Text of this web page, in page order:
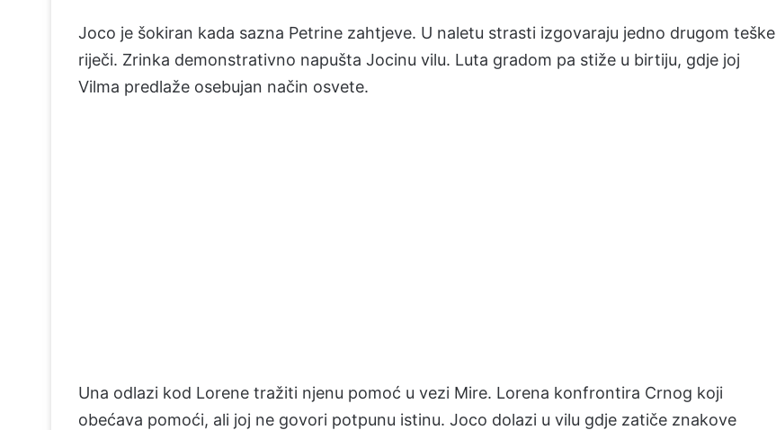
Joco je šokiran kada sazna Petrine zahtjeve. U naletu strasti izgovaraju jedno drugom teške
riječi. Zrinka demonstrativno napušta Jocinu vilu. Luta gradom pa stiže u birtiju, gdje joj
Vilma predlaže osebujan način osvete.
Una odlazi kod Lorene tražiti njenu pomoć u vezi Mire. Lorena konfrontira Crnog koji
obećava pomoći, ali joj ne govori potpunu istinu. Joco dolazi u vilu gdje zatiče znakove